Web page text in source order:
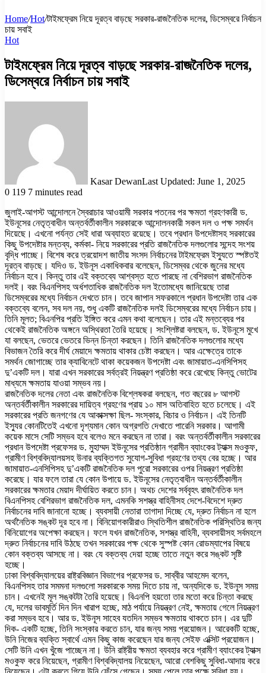
Home/Hot/টাইমফ্রেম নিয়ে দূরত্ব বাড়ছে সরকার-রাজনৈতিক দলের, ডিসেম্বরে নির্বাচন
চায় সবাই
Hot
টাইমফ্রেম নিয়ে দূরত্ব বাড়ছে সরকার-রাজনৈতিক দলের,
ডিসেম্বরে নির্বাচন চায় সবাই
Kasar DewanLast Updated: June 1, 2025
0 119 7 minutes read
জুলাই-আগস্ট আন্দোলনে স্বৈরাচার আওয়ামী সরকার পতনের পর ক্ষমতা গ্রহণকারী ড.
ইউনূসের নেতৃত্বাধীন অন্তর্বর্তীকালীন সরকারকে আন্দোলনকারী সকল দল ও পক্ষ সমর্থন
দিয়েছে। এখনো পর্যন্ত সেই ধারা অব্যাহত রয়েছে। তবে প্রধান উপদেষ্টাসহ সরকারের
কিছু উপদেষ্টার মন্তব্য, কর্মকা- নিয়ে সরকারের প্রতি রাজনৈতিক দলগুলোর সন্দেহ সংশয়
বৃদ্ধি পাচ্ছে। বিশেষ করে ত্রয়োদশ জাতীয় সংসদ নির্বাচনের টাইমফ্রেম ইস্যুতে স্পষ্টতই
দূরত্ব বাড়ছে। যদিও ড. ইউনূস একাধিকবার বলেছেন, ডিসেম্বর থেকে জুনের মধ্যে
নির্বাচন হবে। কিন্তু তার এই বক্তব্যে আশ্বস্ত হতে পারছে না বেশিরভাগ রাজনৈতিক
দলই। বরং বিএনপিসহ অর্ধশতাধিক রাজনৈতিক দল ইতোমধ্যে জানিয়েছে তারা
ডিসেম্বরের মধ্যে নির্বাচন দেখতে চান। তবে জাপান সফরকালে প্রধান উপদেষ্টা তার এক
বক্তব্যে বলেন, সব দল নয়, শুধু একটি রাজনৈতিক দলই ডিসেম্বরের মধ্যে নির্বাচন চায়।
তিনি মূলত; বিএনপির প্রতি ইঙ্গিত করে এমন কথা বলেছেন। তার এই মন্তব্যের পর
থেকেই রাজনৈতিক অঙ্গনে অস্থিরতা তৈরি হয়েছে। সংশ্লিষ্টরা বলছেন, ড. ইউনূসে মুখে
যা বলছেন, ভেতরে ভেতরে ভিন্ন চিন্তা করছেন। তিনি রাজনৈতিক দলগুলোর মধ্যে
বিভাজন তৈরি করে দীর্ঘ মেয়াদে ক্ষমতায় থাকার চেষ্টা করছেন। আর এক্ষেত্রে তাকে
সমর্থন জোগাচ্ছে তার ক্যাবিনেটে থাকা কয়েকজন উপদেষ্টা এবং জামায়াত-এনসিপিসহ
দু’একটি দল। যারা এখন সরকারের সর্বত্রই নিয়ন্ত্রণ প্রতিষ্ঠা করে রেখেছে কিন্তু ভোটের
মাধ্যমে ক্ষমতায় যাওয়া সম্ভব নয়।
রাজনৈতিক দলের নেতা এবং রাজনৈতিক বিশ্লেষকরা বলছেন, গত বছরের ৮ আগস্ট
অন্তর্বর্তীকালীন সরকারের দায়িত্ব গ্রহণের প্রায় ১০ মাস অতিবাহিত হতে চলেছে। এই
সরকারের প্রতি জনগণের যে আকাক্সক্ষা ছিল- সংস্কার, বিচার ও নির্বাচন। এই তিনটি
ইস্যুর কোনটিতেই এখনো দৃশ্যমান কোন অগ্রগতি দেখাতে পারেনি সরকার। আগামী
কয়েক মাসে সেটি সম্ভব হবে বলেও মনে করছেন না তারা। বরং অন্তর্বর্তীকালীন সরকারের
প্রধান উপদেষ্টা প্রফেসর ড. মুহাম্মদ ইউনূসের প্রতিষ্ঠান গ্রামীন ব্যাংকের ট্যাক্স মওকুফ,
গ্রামীণ বিশ্ববিদ্যালয়সহ উনার ব্যক্তিগত সুযোগ-সুবিধা গ্রহণের তথ্য বের হচ্ছে। আর
জামায়াত-এনসিপিসহ দু’একটি রাজনৈতিক দল পুরো সরকারের ওপর নিয়ন্ত্রণ প্রতিষ্ঠা
করেছে। যার ফলে তারা যে কোন উপায়ে ড. ইউনূসের নেতৃত্বাধীন অন্তর্বর্তীকালীন
সরকারের ক্ষমতার মেয়াদ দীর্ঘায়িত করতে চান। অথচ দেশের সর্ববৃহৎ রাজনৈতিক দল
বিএনপিসহ বেশিরভাগ রাজনৈতিক দল, এমনকি সশস্ত্র বাহিনীসহ দেশে-বিদেশে দ্রুত
নির্বাচনের দাবি জানানো হচ্ছে। ব্যবসায়ী নেতারা তাগাদা দিচ্ছে যে, দ্রুত নির্বাচন না হলে
অর্থনৈতিক সঙ্কট দূর হবে না। বিনিয়োগকারীরাও স্থিতিশীল রাজনৈতিক পরিস্থিতির জন্য
বিনিয়োগের অপেক্ষা করছেন। ফলে যখন রাজনৈতিক, সশস্ত্র বাহিনী, ব্যবসায়ীসহ সর্বমহলে
দ্রুত নির্বাচনের দাবি উঠছে তখন সরকারের পক্ষ থেকে সুস্পষ্ট কোন রোডম্যাপের বিষয়ে
কোন বক্তব্য আসছে না। বরং যে বক্তব্য দেয়া হচ্ছে তাতে নতুন করে সঙ্কট সৃষ্টি
হচ্ছে।
ঢাকা বিশ্ববিদ্যালয়ের রাষ্ট্রবিজ্ঞান বিভাগের প্রফেসর ড. সাব্বীর আহমেদ বলেন,
বিএনপিসহ তার সমমনা দলগুলো সরকারকে সময় দিতে চায় না, অন্যদিকে ড. ইউনূস সময়
চান। এখনেই মূল সঙ্কটটা তৈরি হয়েছে। বিএনপি হয়তো তার মতো করে চিন্তা করছে
যে, দলের ভাবমূর্তি দিন দিন খারাপ হচ্ছে, মাঠ পর্যায়ে নিয়ন্ত্রণ নেই, ক্ষমতায় গেলে নিয়ন্ত্রণ
করা সম্ভব হবে। আর ড. ইউনূস সাহেব যতদিন সম্ভব ক্ষমতায় থাকতে চান। এর দুটি
দিক- একটি হচ্ছে, তিনি সংস্কার করতে চান, যার জন্য সময় প্রয়োজন। আরেকটি হচ্ছে,
উনি নিজের ব্যক্তি স্বার্থে এমন কিছু কাজ করেছেন যার জন্য সেইফ এক্সিট প্রয়োজন।
সেটি উনি এখন খুঁজে পাচ্ছেন না। উনি রাষ্ট্রীয় ক্ষমতা ব্যবহার করে গ্রামীণ ব্যাংকের ট্যাক্স
মওকুফ করে নিয়েছেন, গ্রামীণ বিশ্ববিদ্যালয় নিয়েছেন, আরো বেশকিছু সুবিধা-আদায় করে